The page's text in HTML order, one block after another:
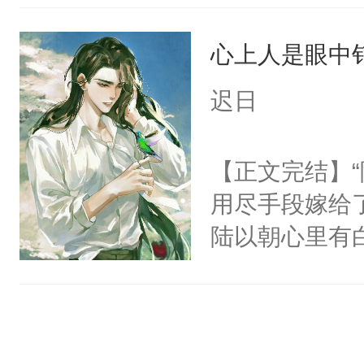
才任由受自毁
中有穿越者！
越不对劲。怕
宣布：“从今
至在他发热
变，李砚寒总
戏？”却又默
浑身是血将他
心上人是眼中
迟日
【正文完结
用尽手段嫁给
陆以朝心里有